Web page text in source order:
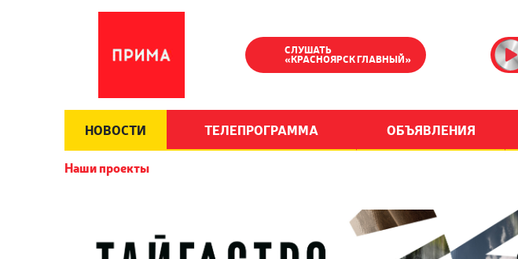
СЛУШАТЬ
«КРАСНОЯРСК ГЛАВНЫЙ»
НОВОСТИ ТЕЛЕПРОГРАММА ОБЪЯВЛЕНИЯ
Наши проекты